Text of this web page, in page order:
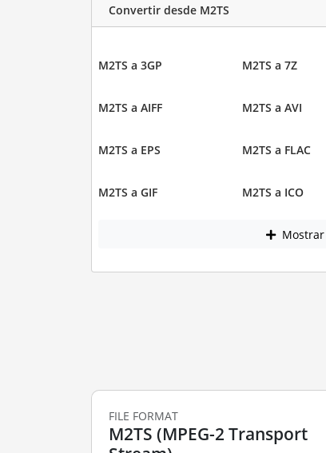
Convertir desde M2TS
M2TS a 3GP M2TS a 7Z
M2TS a AIFF M2TS a AVI
M2TS a EPS M2TS a FLAC
M2TS a GIF M2TS a ICO
FILE FORMAT
M2TS (MPEG-2 Transport